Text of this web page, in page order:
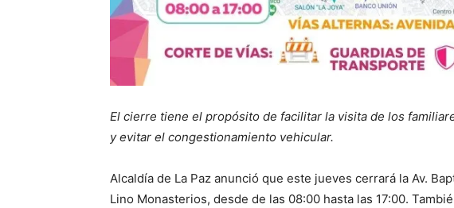
El cierre tiene el propósito de facilitar la visita de los
y evitar el congestionamiento vehicular.
Alcaldía de La Paz anunció que este jueves cerrará la Av.
Lino Monasterios, desde de las 08:00 hasta las 17:00.